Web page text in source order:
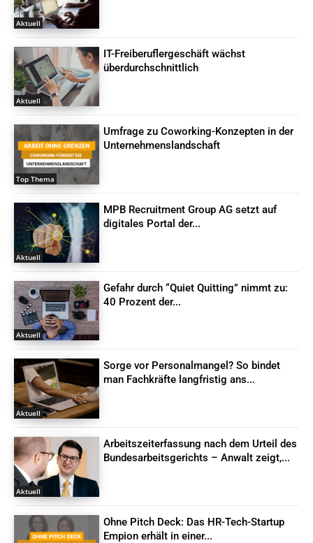
Aktuell
Aktuell
IT-Freiberuflergeschäft wächst
überdurchschnittlich
Top Thema
Umfrage zu Coworking-Konzepten in der
Unternehmenslandschaft
Aktuell
MPB Recruitment Group AG setzt auf
digitales Portal der...
Aktuell
Gefahr durch “Quiet Quitting” nimmt zu:
40 Prozent der...
Aktuell
Sorge vor Personalmangel? So bindet
man Fachkräfte langfristig ans...
Aktuell
Arbeitszeiterfassung nach dem Urteil des
Bundesarbeitsgerichts – Anwalt zeigt,...
Ohne Pitch Deck: Das HR-Tech-Startup
Empion erhält in einer...